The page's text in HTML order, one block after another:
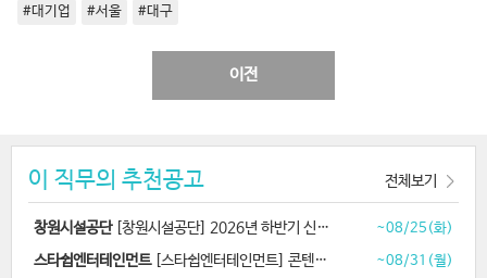
#대기업 #서울 #대구
이전
이 직무의 추천공고
창원시설공단[창원시설공단] 2026년 하반기 신규직원 공개경쟁 채용 ~08/25(화)
스타쉽엔터테인먼트[스타쉽엔터테인먼트] 콘텐츠 디자이너 채용 ~08/31(월)
전체보기